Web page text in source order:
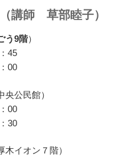
講師 草部睦子）
う9階）
45
00
公民館）
00
30
イオン７階）